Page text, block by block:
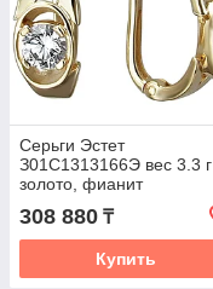
Серьги Эстет
З01С1313166Э вес 3.3 г
золото, фианит
308 880 ₸
Купить